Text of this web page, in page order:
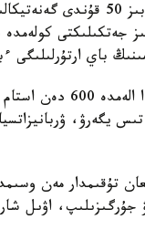
- ەكسپەديتسيا
جەتكىلىكتى
باي ارتۇرلىلىگى
جالپى سوڭعى
يگەرۋ،
تۇقىمدار مەن
اۋىل